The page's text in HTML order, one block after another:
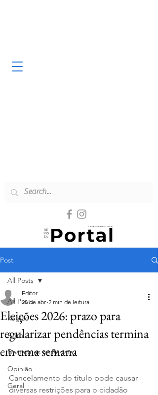
Post
All Posts
Região
Agro
Destaques na Revista
Opinião
Geral
All Posts
Eleições 2026: prazo para
regularizar pendências termina
em uma semana
Editor
28 de abr. 2 min de leitura
Cancelamento do título pode causar
diversas restrições para o cidadão